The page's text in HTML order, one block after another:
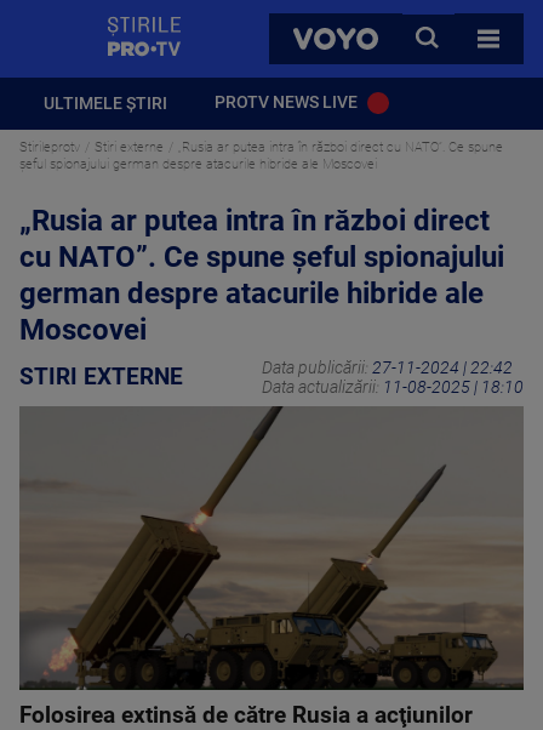
VOYO
CAUTA
TOATE
ULTIMELE ȘTIRI PROTV NEWS LIVE
Stirileprotv Stiri externe
„Rusia ar putea intra în război direct cu NATO”. Ce spune
șeful spionajului german despre atacurile hibride ale Moscovei
„Rusia ar putea intra în război direct
cu NATO”. Ce spune șeful spionajului
german despre atacurile hibride ale
Moscovei
STIRI EXTERNE Data publicării: 27-11-2024 | 22:42
Data actualizării: 11-08-2025 | 18:10
Folosirea extinsă de către Rusia a acţiunilor